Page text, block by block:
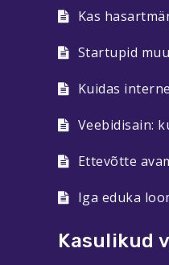
Kas
Startupid
Kuidas
Veebidisain:
Ettevõtte
Iga eduka
Kasulikud